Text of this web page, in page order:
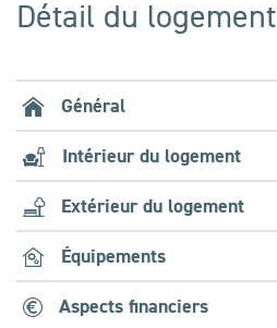
Détail du logement
Général
Intérieur du logement
Extérieur du logement
Équipements
Aspects financiers